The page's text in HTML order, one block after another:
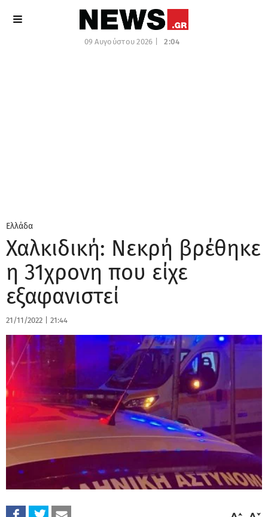
09 Αυγούστου 2026 | 2:04
Ελλάδα
Χαλκιδική: Νεκρή βρέθηκε
η 31χρονη που είχε
εξαφανιστεί
21/11/2022 21:44